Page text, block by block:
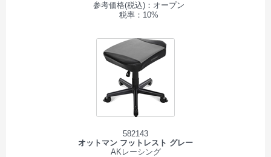
参考価格(税込)：オープン
税率：10%
582143
オットマン フットレスト グレー
AKレーシング